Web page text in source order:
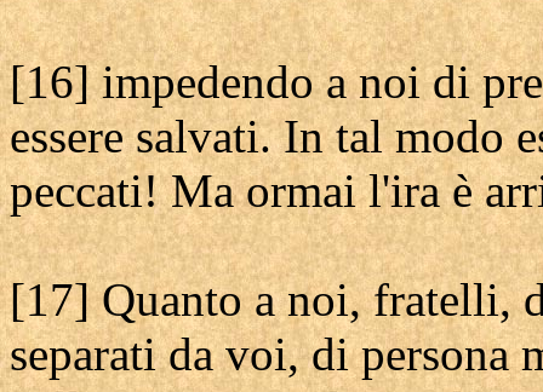
[16] impedendo a noi di
essere salvati. In tal modo
peccati! Ma ormai l'ira è
[17] Quanto a noi, fratelli,
separati da voi, di persona